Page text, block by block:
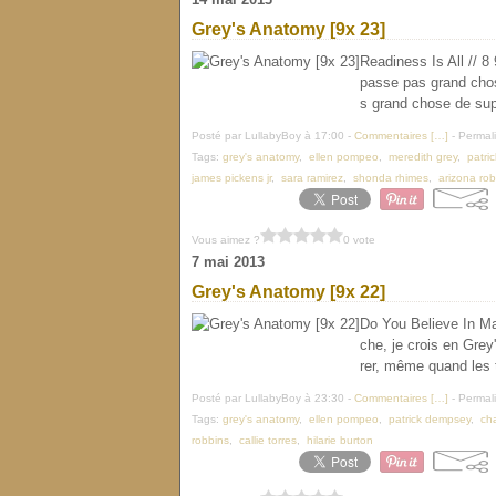
Grey's Anatomy [9x 23]
Readiness Is All // 8
passe pas grand
s grand chose de
Posté par LullabyBoy à 17:00 - Commentaires [ ] -
Tags: grey's anatomy, ellen pompeo meredith grey,
james pickens jr, sara ramirez shonda rhimes arizona
Vous aimez ? 0 vote
7 mai 2013
Grey's Anatomy [9x 22]
Do You Believe In
che, je crois en
rer, même quand
Posté par LullabyBoy à 23:30 - Commentaires [ ] -
Tags: grey's anatomy, ellen pompeo patrick dempsey,
robbins
callie torres hilarie burton